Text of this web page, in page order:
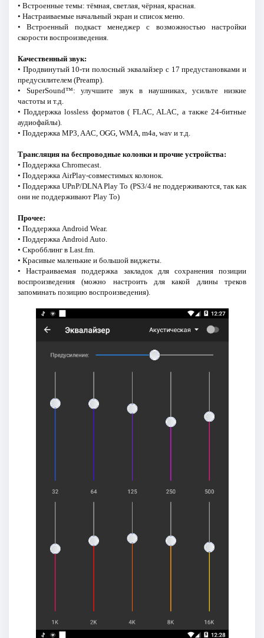
• Встроенные темы: тёмная, светлая, чёрная, красная.
• Настраиваемые начальный экран и список меню.
• Встроенный подкаст менеджер с возможностью настройки
скорости воспроизведения.
Качественный звук:
• Продвинутый 10-ти полосный эквалайзер с 17 предустановками и
предусилителем (Preamp).
• SuperSound™: улучшите звук в наушниках, усильте низкие
частоты и т.д.
• Поддержка lossless форматов ( FLAC, ALAC, а также 24-битные
аудиофайлы).
• Поддержка MP3, AAC, OGG, WMA, m4a, wav и т.д.
Трансляция на беспроводные колонки и прочие устройства:
• Поддержка Chromecast.
• Поддержка AirPlay-совместимых колонок.
• Поддержка UPnP/DLNA Play To (PS3/4 не поддерживаются, так как
они не поддерживают Play To)
Прочее:
• Поддержка Android Wear.
• Поддержка Android Auto.
• Скробблинг в Last.fm.
• Красивые маленькие и большой виджеты.
• Настраиваемая поддержка закладок для сохранения позиции
воспроизведения (можно настроить для какой длины треков
запоминать позицию воспроизведения).